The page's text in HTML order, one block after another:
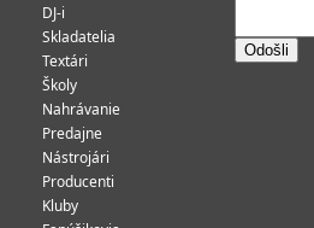
DJ-i
Skladatelia
Textári
Školy
Nahrávanie
Predajne
Nástrojári
Producenti
Kluby